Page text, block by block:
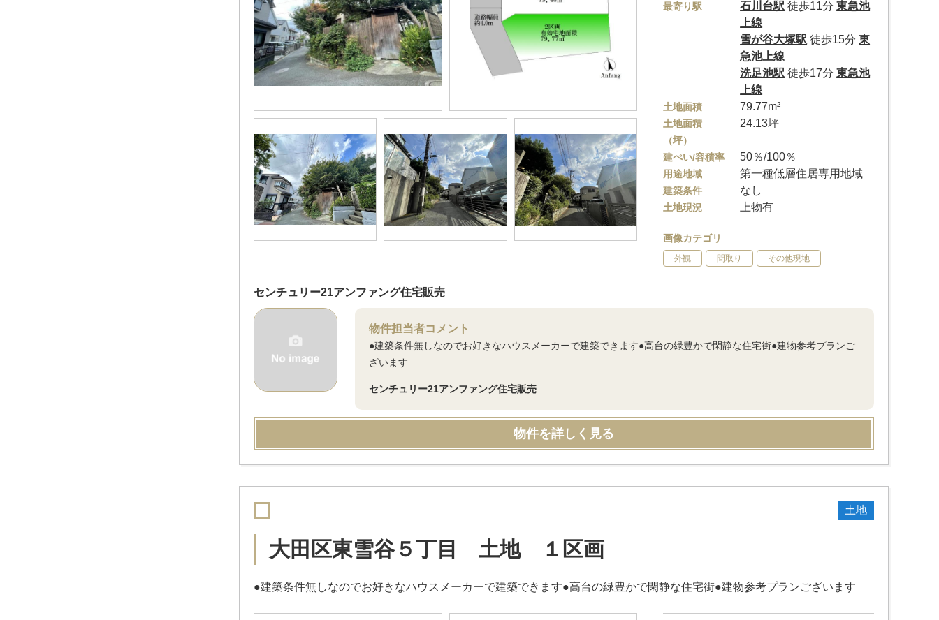
最寄り駅 石川台駅 徒歩11分東急池
上線
雪が谷大塚駅 徒歩15分東
急池上線
洗足池駅 徒歩17分東急池
上線
土地面積 79.77m²
土地面積
（坪）
24.13坪
建ぺい/容積率 50％/100％
用途地域 第一種低層住居専用地域
建築条件 なし
土地現況 上物有
画像カテゴリ
外観 間取り その他現地
センチュリー21アンファング住宅販売
物件担当者コメント
●建築条件無しなのでお好きなハウスメーカーで建築できます●高台の緑豊かで閑静な住宅街●建物参考プランご
ざいます
センチュリー21アンファング住宅販売
物件を詳しく見る
土地
大田区東雪谷５丁目 土地 １区画
●建築条件無しなのでお好きなハウスメーカーで建築できます●高台の緑豊かで閑静な住宅街●建物参考プランございます